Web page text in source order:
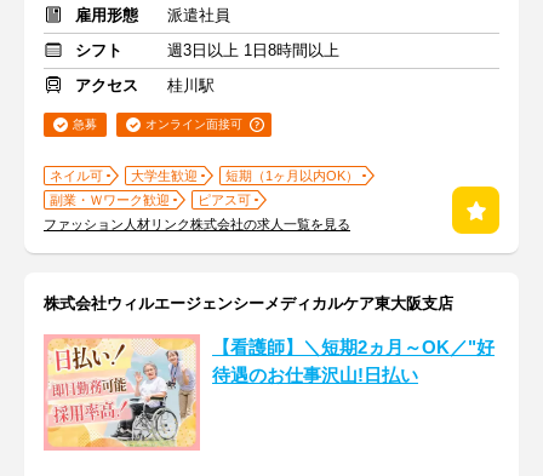
雇用形態
派遣社員
シフト
週3日以上 1日8時間以上
アクセス
桂川駅
急募 オンライン面接可
ネイル可 大学生歓迎
短期（1ヶ月以内OK）
副業・Ｗワーク歓迎
ピアス可
ファッション人材リンク株式会社の求人一覧を見る
株式会社ウィルエージェンシーメディカルケア東大阪支店
【看護師】＼短期2ヵ月～OK／"好
待遇のお仕事沢山!日払い